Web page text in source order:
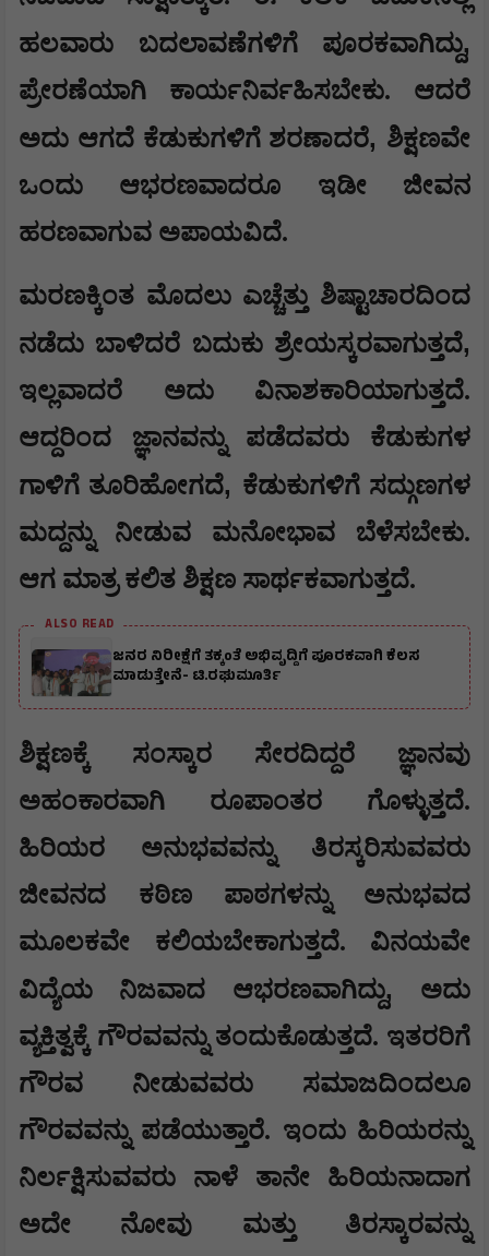
ಹಲವಾರು ಬದಲಾವಣೆಗಳಿಗೆ ಪೂರಕವಾಗಿದ್ದು,
ಪ್ರೇರಣೆಯಾಗಿ ಕಾರ್ಯನಿರ್ವಹಿಸಬೇಕು. ಆದರೆ
ಅದು ಆಗದೆ ಕೆಡುಕುಗಳಿಗೆ ಶರಣಾದರೆ, ಶಿಕ್ಷಣವೇ
ಒಂದು ಆಭರಣವಾದರೂ ಇಡೀ ಜೀವನ
ಹರಣವಾಗುವ ಅಪಾಯವಿದೆ.
ಮರಣಕ್ಕಿಂತ ಮೊದಲು ಎಚ್ಚೆತ್ತು ಶಿಷ್ಟಾಚಾರದಿಂದ
ನಡೆದು ಬಾಳಿದರೆ ಬದುಕು ಶ್ರೇಯಸ್ಕರವಾಗುತ್ತದೆ,
ಇಲ್ಲವಾದರೆ ಅದು ವಿನಾಶಕಾರಿಯಾಗುತ್ತದೆ.
ಆದ್ದರಿಂದ ಜ್ಞಾನವನ್ನು ಪಡೆದವರು ಕೆಡುಕುಗಳ
ಗಾಳಿಗೆ ತೂರಿಹೋಗದೆ, ಕೆಡುಕುಗಳಿಗೆ ಸದ್ಗುಣಗಳ
ಮದ್ದನ್ನು ನೀಡುವ ಮನೋಭಾವ ಬೆಳೆಸಬೇಕು.
ಆಗ ಮಾತ್ರ ಕಲಿತ ಶಿಕ್ಷಣ ಸಾರ್ಥಕವಾಗುತ್ತದೆ.
ALSO READ
ಜನರ ನಿರೀಕ್ಷೆಗೆ ತಕ್ಕಂತೆ ಅಭಿವೃದ್ದಿಗೆ ಪೂರಕವಾಗಿ ಕೆಲಸ
ಮಾಡುತ್ತೇನೆ- ಟಿ.ರಘುಮೂರ್ತಿ
ಶಿಕ್ಷಣಕ್ಕೆ ಸಂಸ್ಕಾರ ಸೇರದಿದ್ದರೆ ಜ್ಞಾನವು
ಅಹಂಕಾರವಾಗಿ ರೂಪಾಂತರ ಗೊಳ್ಳುತ್ತದೆ.
ಹಿರಿಯರ ಅನುಭವವನ್ನು ತಿರಸ್ಕರಿಸುವವರು
ಜೀವನದ ಕಠಿಣ ಪಾಠಗಳನ್ನು ಅನುಭವದ
ಮೂಲಕವೇ ಕಲಿಯಬೇಕಾಗುತ್ತದೆ. ವಿನಯವೇ
ವಿದ್ಯೆಯ ನಿಜವಾದ ಆಭರಣವಾಗಿದ್ದು, ಅದು
ವ್ಯಕ್ತಿತ್ವಕ್ಕೆ ಗೌರವವನ್ನು ತಂದುಕೊಡುತ್ತದೆ. ಇತರರಿಗೆ
ಗೌರವ ನೀಡುವವರು ಸಮಾಜದಿಂದಲೂ
ಗೌರವವನ್ನು ಪಡೆಯುತ್ತಾರೆ. ಇಂದು ಹಿರಿಯರನ್ನು
ನಿರ್ಲಕ್ಷಿಸುವವರು ನಾಳೆ ತಾನೇ ಹಿರಿಯನಾದಾಗ
ಅದೇ ನೋವು ಮತ್ತು ತಿರಸ್ಕಾರವನ್ನು